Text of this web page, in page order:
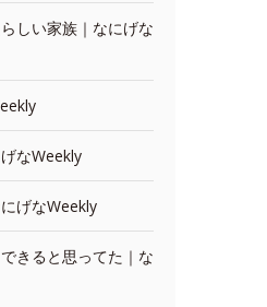
しい家族｜なにげな
なWeekly
げなWeekly
きると思ってた｜な